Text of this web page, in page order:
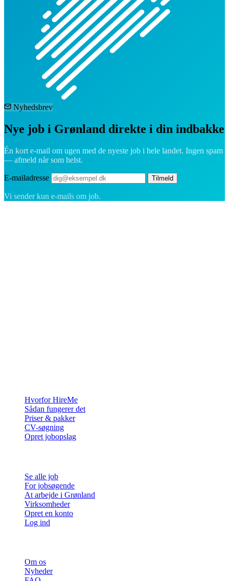
Nyhedsbrev
Nye job i Grønland direkte i din indbakke
Én kort e-mail om ugen med de nyeste job i hele landet. Ingen spam
— afmeld når som helst.
E-mailadresse Tilmeld
Vi sender kun e-mails om job.
Hvorfor HireMe
Sådan fungerer det
Priser & pakker
CV-søgning
Opret jobopslag
Se alle job
For jobsøgende
At arbejde i Grønland
Virksomheder
Opret en konto
Log ind
Om os
Nyheder